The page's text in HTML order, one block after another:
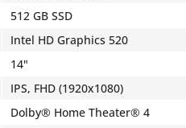
512 GB SSD
Intel HD Graphics 520
14"
IPS, FHD (1920x1080)
Dolby® Home Theater® 4